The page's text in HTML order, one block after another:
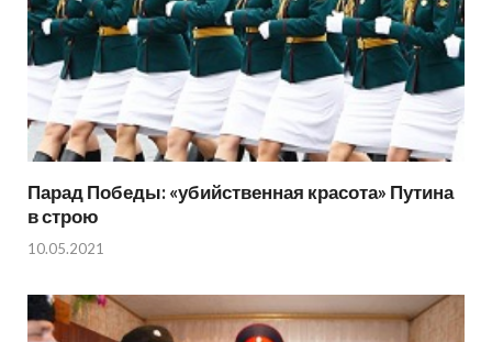
Парад Победы: «убийственная красота» Путина
в строю
10.05.2021